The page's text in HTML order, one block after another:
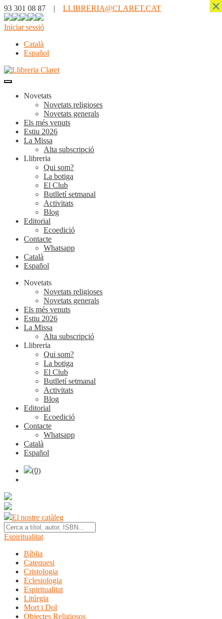
93 301 08 87 | LLIBRERIA@CLARET.CAT
Iniciar sessió
Català
Español
Novetats
Novetats religioses
Novetats generals
Els més venuts
Estiu 2026
La Missa
Alta subscripció
Llibreria
Qui som?
La botiga
El Club
Butlletí setmanal
Activitats
Blog
Editorial
Ecoedició
Contacte
Whatsapp
Català
Español
Novetats
Novetats religioses
Novetats generals
Els més venuts
Estiu 2026
La Missa
Alta subscripció
Llibreria
Qui som?
La botiga
El Club
Butlletí setmanal
Activitats
Blog
Editorial
Ecoedició
Contacte
Whatsapp
Català
Español
(0)
El nostre catàleg
Espiritualitat
Bíblia
Catequesi
Cristologia
Eclesiologia
Espiritualitat
Litúrgia
Mort i Dol
Objectes Religiosos
×